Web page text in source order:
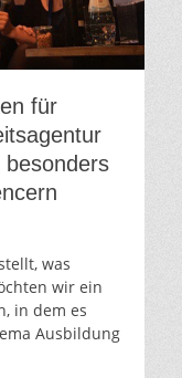
für
was
wir ein
in dem es
Ausbildung